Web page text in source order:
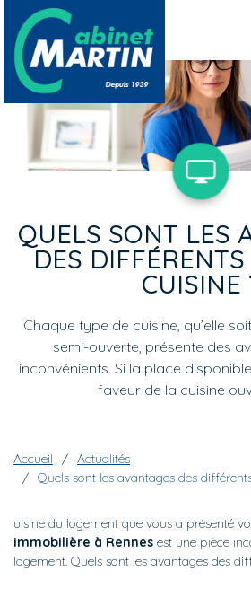
Aller au contenu principal
QUELS SONT LES
DES DIFFÉRENTS
CUISINE
Chaque type de cuisine, qu’elle
semi-ouverte, présente des
inconvénients. Si la place
faveur de la cuisine
Fil d'Ariane
Accueil
Actualités
Quels sont les avantages des
uisine du logement que vous a présenté
immobilière à Rennes est une pièce
logement. Quels sont les avantages des